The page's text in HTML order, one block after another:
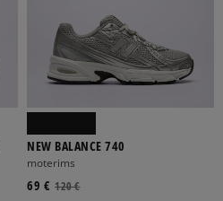
NEW BALANCE 740
moterims
120 €
69 €